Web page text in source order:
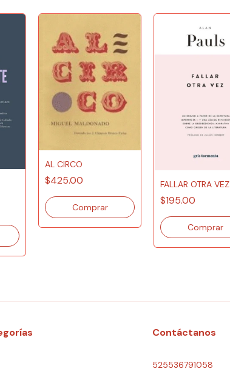
AL CIRCO
$425.00 FALLAR OTRA VEZ
$195.00
Contáctanos
525536791058